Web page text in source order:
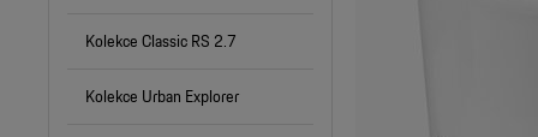
Kolekce Classic RS 2.7
Kolekce Urban Explorer